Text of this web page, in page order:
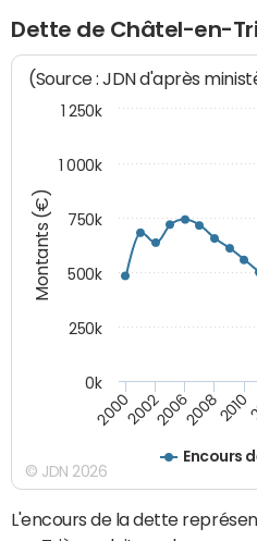
Dette de Châtel-en-
Montants (€)
(Source : JDN d'après
Encours
20002002200620082010
0k
250k
500k
750k
1 000k
1 250k
© JDN 2026
L'encours de la dette